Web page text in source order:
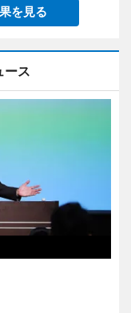
を見る
ース